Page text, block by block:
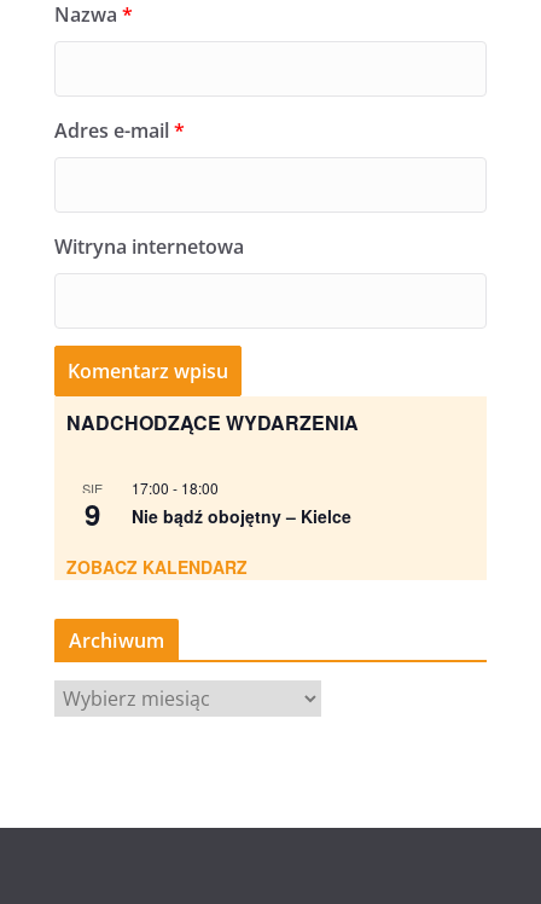
Nazwa *
Adres e-mail*
Witryna internetowa
NADCHODZĄCE WYDARZENIA
SIE
9
17:00 - 18:00
Nie bądź obojętny – Kielce
ZOBACZ KALENDARZ
Archiwum
A
r